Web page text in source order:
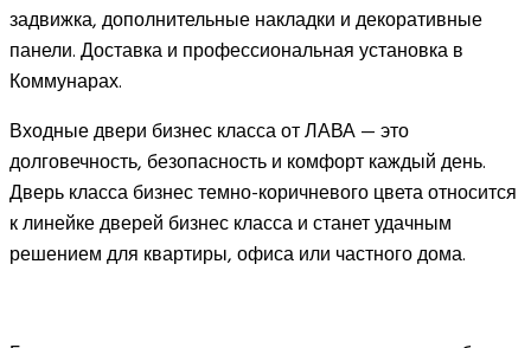
задвижка, дополнительные накладки и декоративные
панели. Доставка и профессиональная установка в
Коммунарах.
Входные двери бизнес класса от ЛАВА — это
долговечность, безопасность и комфорт каждый день.
Дверь класса бизнес темно-коричневого цвета относится
к линейке дверей бизнес класса и станет удачным
решением для квартиры, офиса или частного дома.